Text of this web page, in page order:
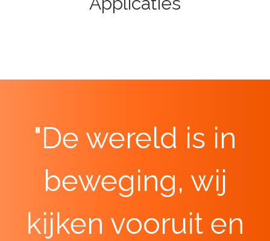
"De wereld is in
beweging, wij
kijken vooruit en